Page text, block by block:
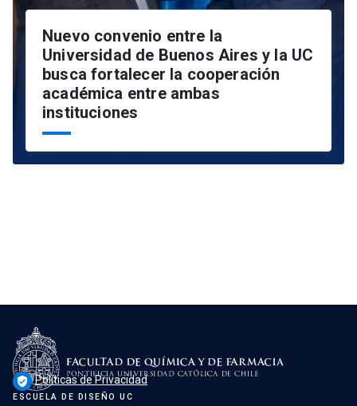
Nuevo convenio entre la
Universidad de Buenos Aires y la UC
busca fortalecer la cooperación
académica entre ambas
instituciones
verified_user Políticas de Privacidad
ESCUELA DE DISEÑO UC